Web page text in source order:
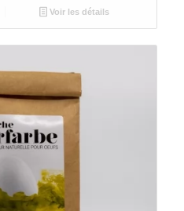
Voir les détails